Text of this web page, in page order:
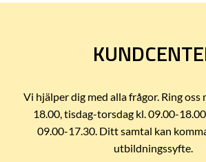
Vi hjälper dig med alla frågor. Ring oss
18.00, tisdag-torsdag kl. 09.00-
09.00-17.30. Ditt samtal kan
utbildningssyfte.